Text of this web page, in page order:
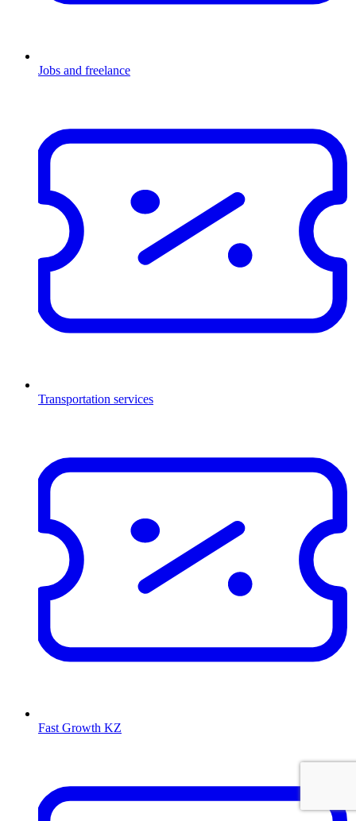
Jobs and freelance
Transportation services
Fast Growth KZ